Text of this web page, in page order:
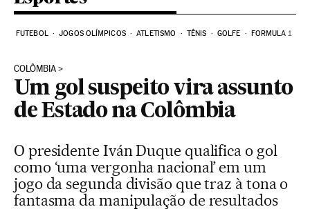
FUTEBOL JOGOS OLÍMPICOS ATLETISMO TÊNIS GOLFE FORMULA 1
COLÔMBIA
Um gol suspeito vira assunto
de Estado na Colômbia
O presidente Iván Duque qualifica o gol
como ‘uma vergonha nacional’ em um
jogo da segunda divisão que traz à tona o
fantasma da manipulação de resultados